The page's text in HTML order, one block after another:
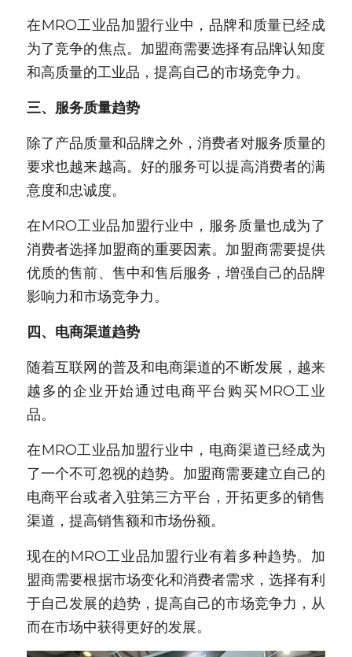
在MRO工业品加盟行业中，品牌和质量已经成
为了竞争的焦点。加盟商需要选择有品牌认知度
和高质量的工业品，提高自己的市场竞争力。
三、服务质量趋势
除了产品质量和品牌之外，消费者对服务质量的
要求也越来越高。好的服务可以提高消费者的满
意度和忠诚度。
在MRO工业品加盟行业中，服务质量也成为了
消费者选择加盟商的重要因素。加盟商需要提供
优质的售前、售中和售后服务，增强自己的品牌
影响力和市场竞争力。
四、电商渠道趋势
随着互联网的普及和电商渠道的不断发展，越来
越多的企业开始通过电商平台购买MRO工业
品。
在MRO工业品加盟行业中，电商渠道已经成为
了一个不可忽视的趋势。加盟商需要建立自己的
电商平台或者入驻第三方平台，开拓更多的销售
渠道，提高销售额和市场份额。
现在的MRO工业品加盟行业有着多种趋势。加
盟商需要根据市场变化和消费者需求，选择有利
于自己发展的趋势，提高自己的市场竞争力，从
而在市场中获得更好的发展。